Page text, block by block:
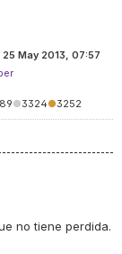
25 May 2013, 07:57
●3324●3252
no tiene perdida.